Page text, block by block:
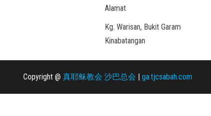
Alamat
Kg. Warisan, Bukit Garam
Kinabatangan
Copyright @ 真耶稣教会 沙巴总会 | ga.tjcsabah.com